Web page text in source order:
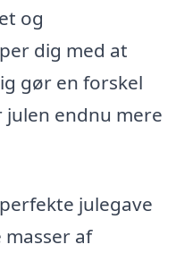
og
dig med at
gør en forskel
endnu mere
julegave
af